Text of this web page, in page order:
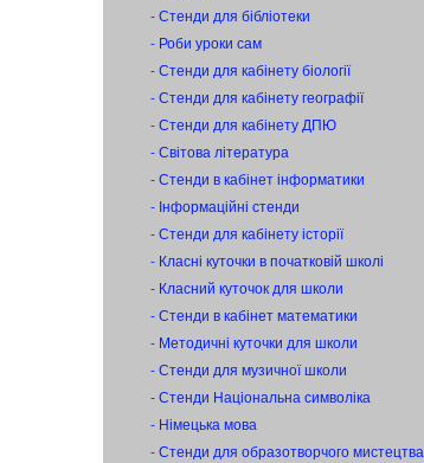
- Стенди для бібліотеки
- Роби уроки сам
- Стенди для кабінету біології
- Стенди для кабінету географії
- Стенди для кабінету ДПЮ
- Світова література
- Стенди в кабінет інформатики
- Інформаційні стенди
- Стенди для кабінету історії
- Класні куточки в початковій школі
- Класний куточок для школи
- Стенди в кабінет математики
- Методичні куточки для школи
- Стенди для музичної школи
- Стенди Національна символіка
- Німецька мова
- Стенди для образотворчого мистецтва